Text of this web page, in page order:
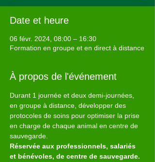
Date et heure
06 févr. 2024, 08:00 – 16:30
Formation en groupe et en direct à distance
À propos de l'événement
Durant 1 journée et deux demi-journées,
en groupe à distance, développer des
protocoles de soins pour optimiser la prise
en charge de chaque animal en centre de
sauvegarde.
Réservée aux professionnels, salariés
et bénévoles, de centre de sauvegarde.